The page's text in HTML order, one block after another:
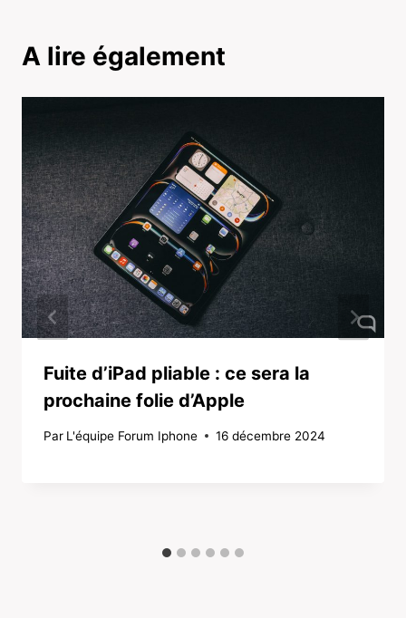
A lire également
Fuite d’iPad pliable : ce sera la
prochaine folie d’Apple
Par L'équipe Forum Iphone 16 décembre 2024